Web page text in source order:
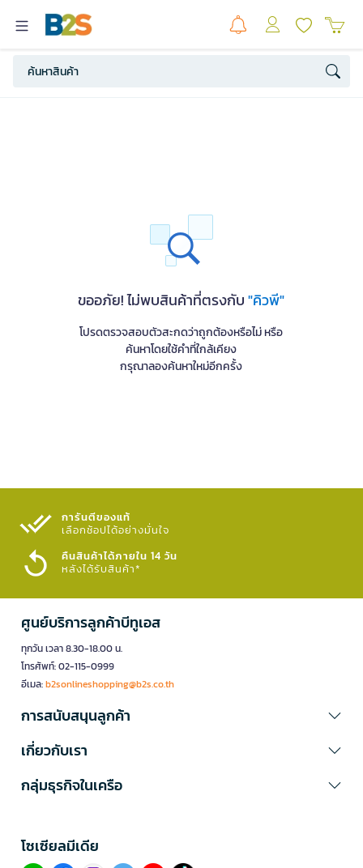
ขออภัย! ไม่พบสินค้าที่ตรงกับ"คิวพี"
โปรดตรวจสอบตัวสะกดว่าถูกต้องหรือไม่ หรือ
ค้นหาโดยใช้คำที่ใกล้เคียง
กรุณาลองค้นหาใหม่อีกครั้ง
การันตีของแท้
เลือกช้อปได้อย่างมั่นใจ​
คืนสินค้าได้ภายใน 14 วัน
หลังได้รับสินค้า*
ศูนย์บริการลูกค้าบีทูเอส
ทุกวัน เวลา 8.30-18.00 น.
โทรศัพท์: 02-115-0999
อีเมล:b2sonlineshopping@b2s.co.th
การสนับสนุนลูกค้า
เกี่ยวกับเรา
กลุ่มธุรกิจในเครือ
โซเซียลมีเดีย​